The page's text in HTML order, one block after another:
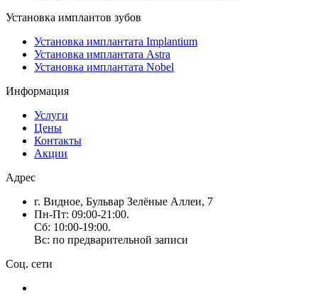
Установка имплантов зубов
Установка имплантата Implantium
Установка имплантата Astra
Установка имплантата Nobel
Информация
Услуги
Цены
Контакты
Акции
Адрес
г. Видное, Бульвар Зелёные Аллеи, 7
Пн-Пт: 09:00-21:00.
Сб: 10:00-19:00.
Вс: по предварительной записи
Соц. сети